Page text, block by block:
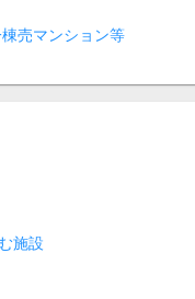
売マンション等
施設